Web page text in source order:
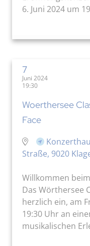
6. Juni 2024 um
7
Juni 2024
19:30
Woerthersee
Face
Straße, 9020
Willkommen
Das Wörthersee
herzlich ein, am
19:30 Uhr an
musikalischen